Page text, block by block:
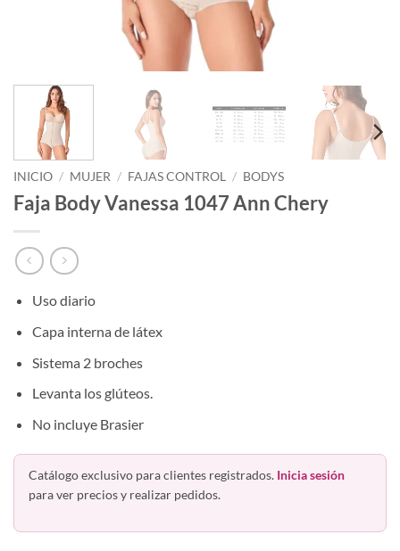
INICIO / MUJER / FAJAS CONTROL / BODYS
Faja Body Vanessa 1047 Ann Chery
Uso diario
Capa interna de látex
Sistema 2 broches
Levanta los glúteos.
No incluye Brasier
Catálogo exclusivo para clientes registrados. Inicia sesión
para ver precios y realizar pedidos.